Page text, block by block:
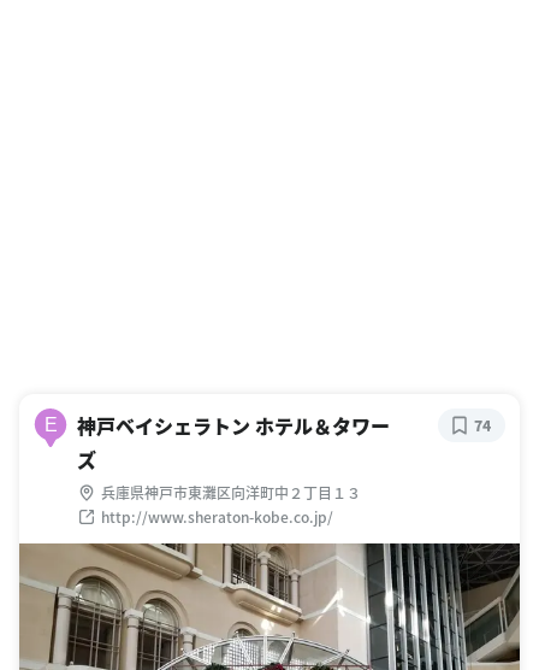
E
神戸ベイシェラトン ホテル＆タワー
ズ
兵庫県神戸市東灘区向洋町中２丁目１３
http://www.sheraton-kobe.co.jp/
74